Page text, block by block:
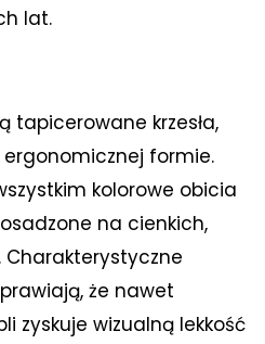
lat.
tapicerowane krzesła,
formie.
kolorowe obicia
na cienkich,
że nawet
zyskuje wizualną lekkość